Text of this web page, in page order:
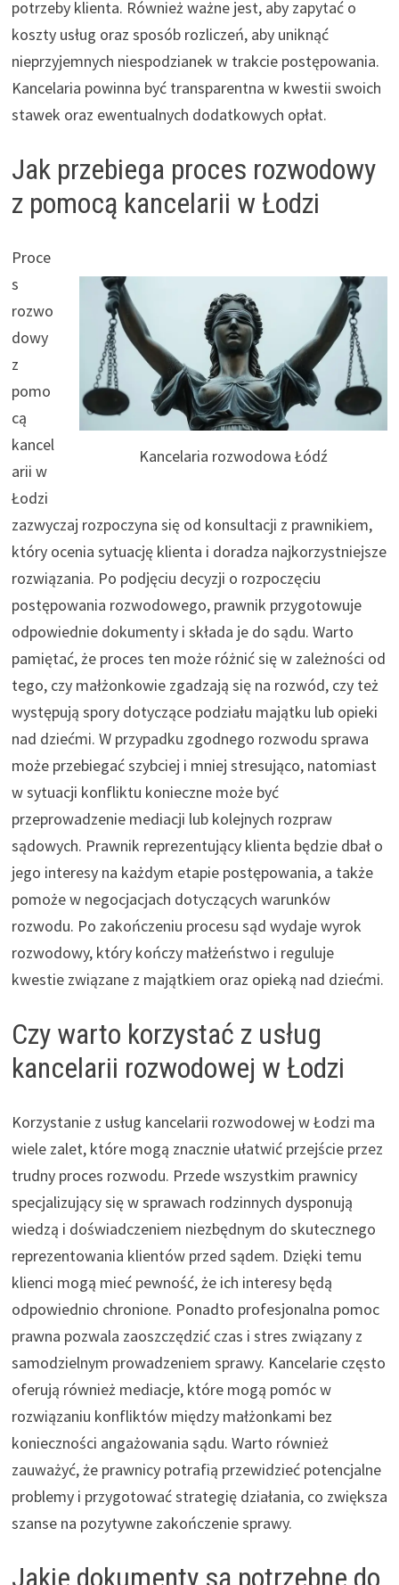
potrzeby klienta. Również ważne jest, aby zapytać o
koszty usług oraz sposób rozliczeń, aby uniknąć
nieprzyjemnych niespodzianek w trakcie postępowania.
Kancelaria powinna być transparentna w kwestii swoich
stawek oraz ewentualnych dodatkowych opłat.
Jak przebiega proces rozwodowy
z pomocą kancelarii w Łodzi
Kancelaria rozwodowa Łódź
Proce
s
rozwo
dowy
z
pomo
cą
kancel
arii w
Łodzi
zazwyczaj rozpoczyna się od konsultacji z prawnikiem,
który ocenia sytuację klienta i doradza najkorzystniejsze
rozwiązania. Po podjęciu decyzji o rozpoczęciu
postępowania rozwodowego, prawnik przygotowuje
odpowiednie dokumenty i składa je do sądu. Warto
pamiętać, że proces ten może różnić się w zależności od
tego, czy małżonkowie zgadzają się na rozwód, czy też
występują spory dotyczące podziału majątku lub opieki
nad dziećmi. W przypadku zgodnego rozwodu sprawa
może przebiegać szybciej i mniej stresująco, natomiast
w sytuacji konfliktu konieczne może być
przeprowadzenie mediacji lub kolejnych rozpraw
sądowych. Prawnik reprezentujący klienta będzie dbał o
jego interesy na każdym etapie postępowania, a także
pomoże w negocjacjach dotyczących warunków
rozwodu. Po zakończeniu procesu sąd wydaje wyrok
rozwodowy, który kończy małżeństwo i reguluje
kwestie związane z majątkiem oraz opieką nad dziećmi.
Czy warto korzystać z usług
kancelarii rozwodowej w Łodzi
Korzystanie z usług kancelarii rozwodowej w Łodzi ma
wiele zalet, które mogą znacznie ułatwić przejście przez
trudny proces rozwodu. Przede wszystkim prawnicy
specjalizujący się w sprawach rodzinnych dysponują
wiedzą i doświadczeniem niezbędnym do skutecznego
reprezentowania klientów przed sądem. Dzięki temu
klienci mogą mieć pewność, że ich interesy będą
odpowiednio chronione. Ponadto profesjonalna pomoc
prawna pozwala zaoszczędzić czas i stres związany z
samodzielnym prowadzeniem sprawy. Kancelarie często
oferują również mediacje, które mogą pomóc w
rozwiązaniu konfliktów między małżonkami bez
konieczności angażowania sądu. Warto również
zauważyć, że prawnicy potrafią przewidzieć potencjalne
problemy i przygotować strategię działania, co zwiększa
szanse na pozytywne zakończenie sprawy.
Jakie dokumenty są potrzebne do